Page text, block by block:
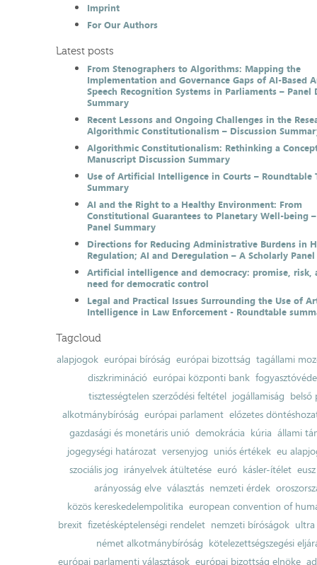
Imprint
For Our Authors
Latest posts
From Stenographers to Algorithms: Mapping the
Implementation and Governance Gaps of AI-Based
Speech Recognition Systems in Parliaments – Panel
Summary
Recent Lessons and Ongoing Challenges in the
Algorithmic Constitutionalism – Discussion
Algorithmic Constitutionalism: Rethinking a
Manuscript Discussion Summary
Use of Artificial Intelligence in Courts – Roundtable
Summary
AI and the Right to a Healthy Environment: From
Constitutional Guarantees to Planetary Well-being
Panel Summary
Directions for Reducing Administrative Burdens in
Regulation; AI and Deregulation – A Scholarly
Artificial intelligence and democracy: promise, risk,
need for democratic control
Legal and Practical Issues Surrounding the Use of
Intelligence in Law Enforcement - Roundtable
Tagcloud
alapjogok európai bíróság európai bizottság tagállami
diszkrimináció európai központi bank
tisztességtelen szerződési feltétel jogállamiság belső
alkotmánybíróság európai parlament előzetes
gazdasági és monetáris unió demokrácia kúria állami
jogegységi határozat versenyjog uniós értékek eu
szociális jog irányelvek átültetése euró kásler-ítélet
arányosság elve választás nemzeti érdek
közös kereskedelempolitika european convention of
brexit fizetésképtelenségi rendelet nemzeti bíróságok ultra
német alkotmánybíróság kötelezettségszegési
európai parlamenti választások európai bizottság elnöke